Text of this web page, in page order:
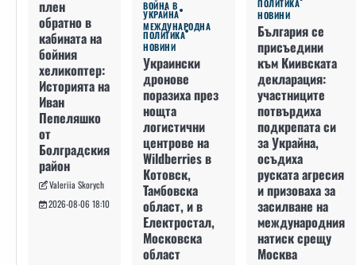
плен
обратно в
кабината на
бойния
хеликоптер:
Историята на
Иван
Пепеляшко
от
Болградския
район
Valeriia Skorych
2026-08-06 18:10
ВОЙНА В
УКРАЙНА
МЕЖДУНАРОДНА
ПОЛИТИКА
НОВИНИ
Украински
дронове
поразиха през
нощта
логистични
центрове на
Wildberries в
Котовск,
Тамбовска
област, и в
Електростал,
Московска
област
ПОЛИТИКА
НОВИНИ
България се
присъедини
към Киивската
декларация:
участниците
потвърдиха
подкрепата си
за Украйна,
осъдиха
руската агресия
и призоваха за
засилване на
международния
натиск срещу
Москва